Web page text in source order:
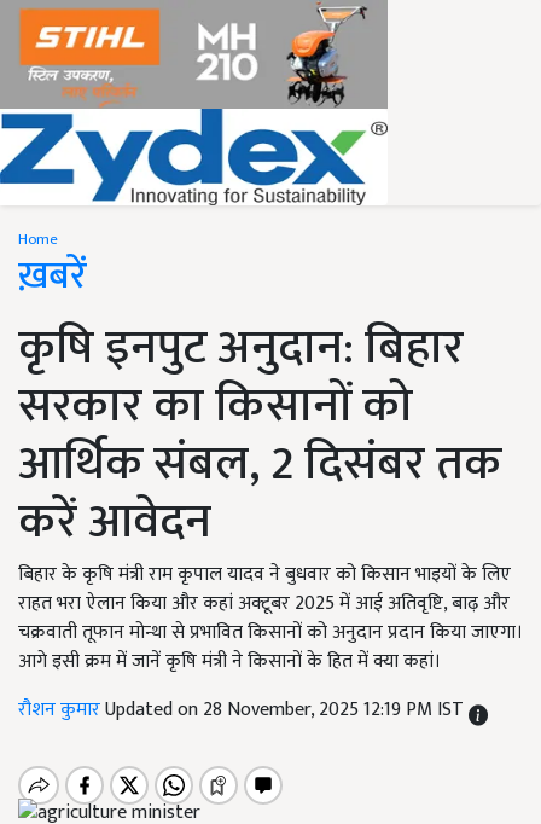
Home
ख़बरें
कृषि इनपुट अनुदान: बिहार
सरकार का किसानों को
आर्थिक संबल, 2 दिसंबर तक
करें आवेदन
बिहार के कृषि मंत्री राम कृपाल यादव ने बुधवार को किसान भाइयों के लिए
राहत भरा ऐलान किया और कहां अक्टूबर 2025 में आई अतिवृष्टि, बाढ़ और
चक्रवाती तूफान मोन्था से प्रभावित किसानों को अनुदान प्रदान किया जाएगा।
आगे इसी क्रम में जानें कृषि मंत्री ने किसानों के हित में क्या कहां।
रौशन कुमारUpdated on 28 November, 2025 12:19 PM IST